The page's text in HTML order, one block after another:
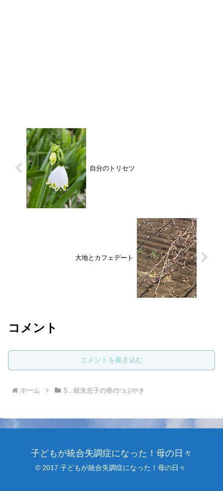
自分のトリセツ
大地とカフェデート
コメント
コメントを書き込む
ホーム 5．統失息子の母のつぶやき
子どもが統合失調症になった！母の日々
© 2017 子どもが統合失調症になった！母の日々.